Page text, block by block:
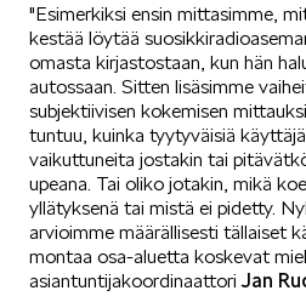
ŠKODA
"Esimerkiksi ensin mittasimme,
kestää löytää
omasta kirjastostaan, kun hän
autossaan. Sitten lisäsimme
subjektiivisen kokemisen
tuntuu, kuinka tyytyväisiä
vaikuttuneita jostakin tai
upeana. Tai oliko jotakin, mikä
yllätyksenä tai mistä ei pidetty.
arvioimme määrällisesti tällaiset
montaa osa-aluetta koskevat
asiantuntijakoordinaattoriJan